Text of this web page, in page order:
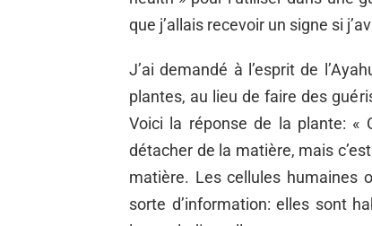
que j’allais recevoir un signe si
J’ai demandé à l’esprit de
plantes, au lieu de faire des
Voici la réponse de la plante: «
détacher de la matière, mais
matière. Les cellules humaines
sorte d’information: elles sont